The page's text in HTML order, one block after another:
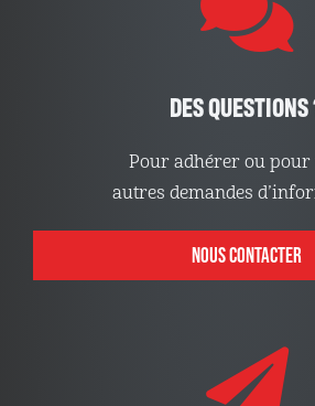
DES
Pour adhérer ou pour
autres demandes
NOUS CONTACTER